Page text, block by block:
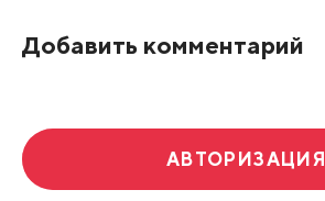
Добавить комментарий
АВТОРИЗАЦИЯ